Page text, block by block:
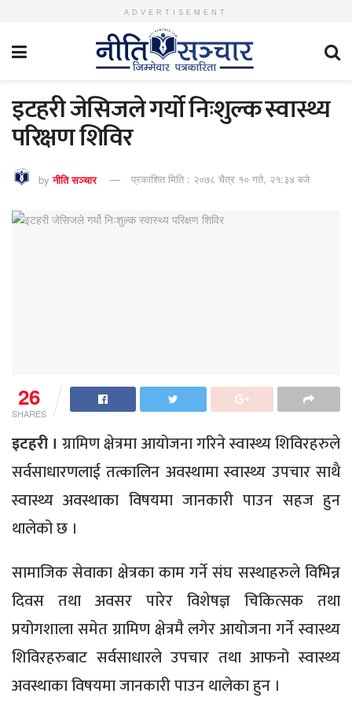
ADVERTISEMENT
इटहरी जेसिजले गर्यो निःशुल्क स्वास्थ्य
परिक्षण शिविर
by नीति सञ्चार प्रकाशित मिति : २०७८ चैत्र १० गते, २१:३४ बजे
26
SHARES
इटहरी । ग्रामिण क्षेत्रमा आयोजना गरिने स्वास्थ्य शिविरहरुले
सर्वसाधारणलाई तत्कालिन अवस्थामा स्वास्थ्य उपचार साथै
स्वास्थ्य अवस्थाका विषयमा जानकारी पाउन सहज हुन
थालेको छ ।
सामाजिक सेवाका क्षेत्रका काम गर्ने संघ सस्थाहरुले विभिन्न
दिवस तथा अवसर पारेर विशेषज्ञ चिकित्सक तथा
प्रयोगशाला समेत ग्रामिण क्षेत्रमै लगेर आयोजना गर्ने स्वास्थ्य
शिविरहरुबाट सर्वसाधारले उपचार तथा आफनो स्वास्थ्य
अवस्थाका विषयमा जानकारी पाउन थालेका हुन ।